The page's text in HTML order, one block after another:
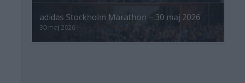
adidas Stockholm Marathon – 30 maj 2026
30 maj 2026